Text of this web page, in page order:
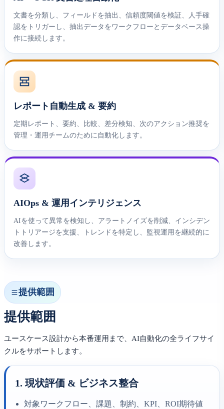
文書を分類し、フィールドを抽出、信頼度閾値を検証、人手確
認をトリガーし、抽出データをワークフローとデータベース操
作に接続します。
レポート自動生成 & 要約
定期レポート、要約、比較、差分検知、次のアクション推奨を
管理・運用チームのために自動化します。
AIOps & 運用インテリジェンス
AIを使って異常を検知し、アラートノイズを削減、インシデン
トトリアージを支援、トレンドを特定し、監視運用を継続的に
改善します。
提供範囲
提供範囲
ユースケース設計から本番運用まで、AI自動化の全ライフサイ
クルをサポートします。
1. 現状評価 & ビジネス整合
対象ワークフロー、課題、制約、KPI、ROI期待値